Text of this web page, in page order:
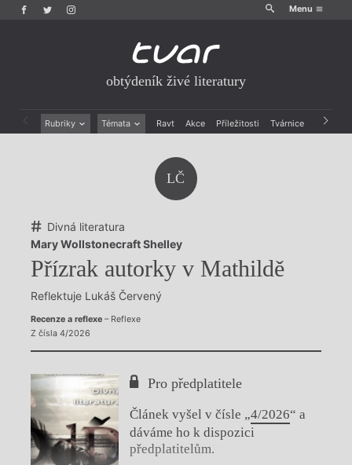
Menu
obtýdeník živé literatury
Rubriky Témata Ravt Akce Příležitosti Tvárnice Archiv
Rozhovory
Dokument
Výroční ceny
LČ
Divná literatura
Mary Wollstonecraft Shelley
Přízrak autorky v Mathildě
Reflektuje Lukáš Červený
Recenze a reflexe– Reflexe
Z čísla 4/2026
Pro předplatitele
Článek vyšel v čísle „4/2026“ a
dáváme ho k dispozici
předplatitelům.